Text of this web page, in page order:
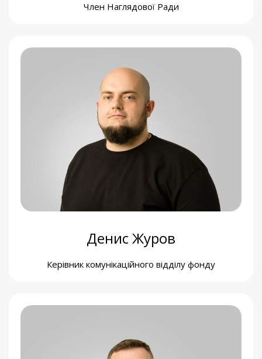
Член Наглядової Ради
Денис Журов
Керівник комунікаційного відділу фонду
Андрій Іщенко
Керівник напряму будівництва та відновлення